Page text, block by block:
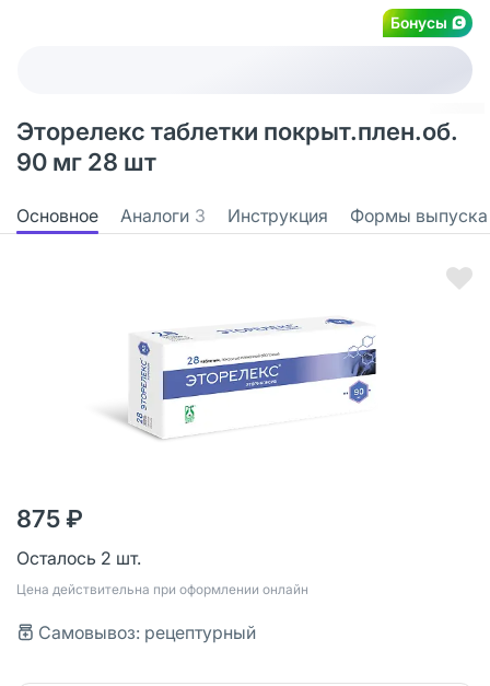
Бонусы
Эторелекс таблетки покрыт.плен.об.
90 мг 28 шт
Основное Аналоги 3 Инструкция Формы выпуска
875 ₽
Осталось 2 шт.
Цена действительна при оформлении онлайн
Самовывоз: рецептурный